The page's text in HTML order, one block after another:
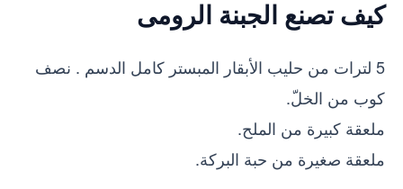
كيف تصنع الجبنة الرومى
5 لترات من حليب الأبقار المبستر كامل الدسم . نصف
كوب من الخلّ.
ملعقة كبيرة من الملح.
ملعقة صغيرة من حبة البركة.